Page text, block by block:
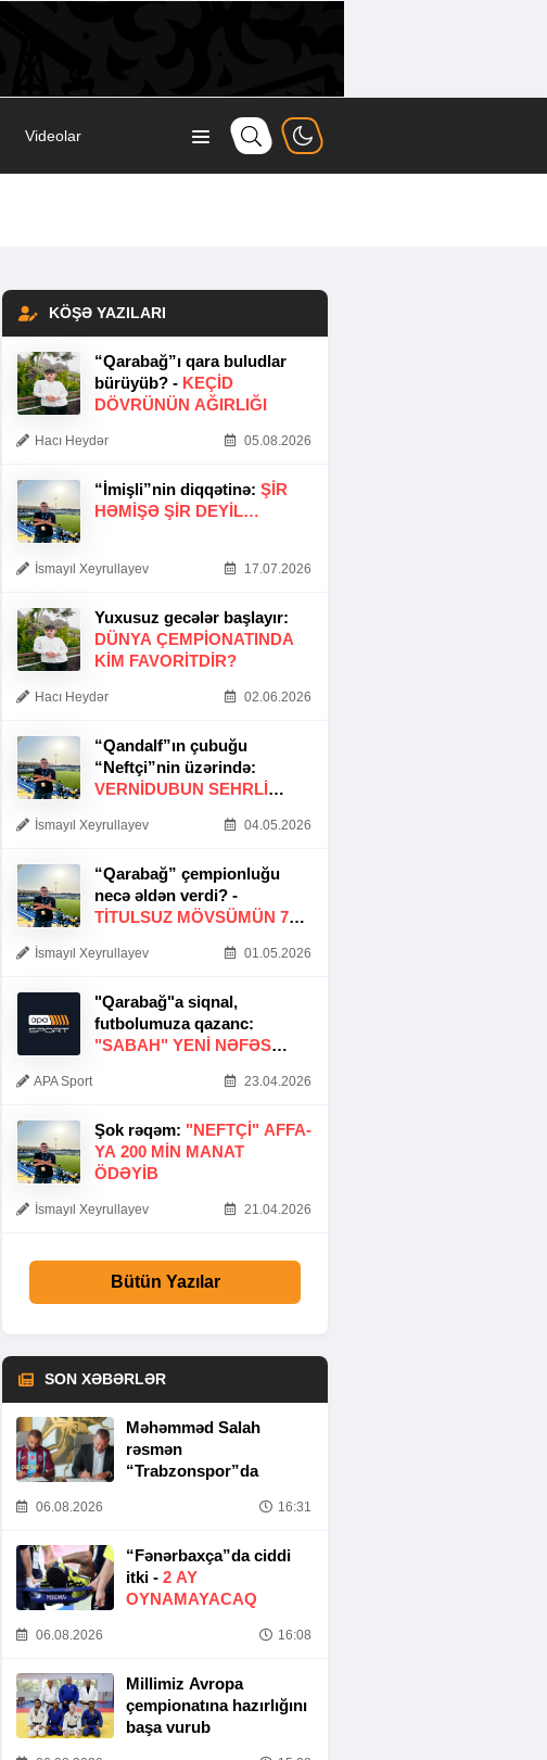
Videolar
KÖŞƏ YAZILARI
“Qarabağ”ı qara buludlar
bürüyüb? - KEÇID
DÖVRÜNÜN AĞIRLIĞI
Hacı Heydər 05.08.2026
“İmişli”nin diqqətinə: ŞIR
HƏMIŞƏ ŞIR DEYIL…
İsmayıl Xeyrullayev 17.07.2026
Yuxusuz gecələr başlayır:
DÜNYA ÇEMPIONATINDA
KIM FAVORITDIR?
Hacı Heydər 02.06.2026
“Qandalf”ın çubuğu
“Neftçi”nin üzərində:
VERNİDUBUN SEHRLİ
İsmayıl Xeyrullayev 04.05.2026
“Qarabağ” çempionluğu
necə əldən verdi? -
TITULSUZ MÖVSÜMÜN 7
İsmayıl Xeyrullayev 01.05.2026
"Qarabağ"a siqnal,
futbolumuza qazanc:
"SABAH" YENI NƏFƏS
APA Sport 23.04.2026
Şok rəqəm: "NEFTÇI" AFFA-
YA 200 MIN MANAT
ÖDƏYIB
İsmayıl Xeyrullayev 21.04.2026
Bütün Yazılar
SON XƏBƏRLƏR
Məhəmməd Salah
rəsmən
“Trabzonspor”da
06.08.2026 16:31
“Fənərbaxça”da ciddi
itki - 2 AY
OYNAMAYACAQ
06.08.2026 16:08
Millimiz Avropa
çempionatına hazırlığını
başa vurub